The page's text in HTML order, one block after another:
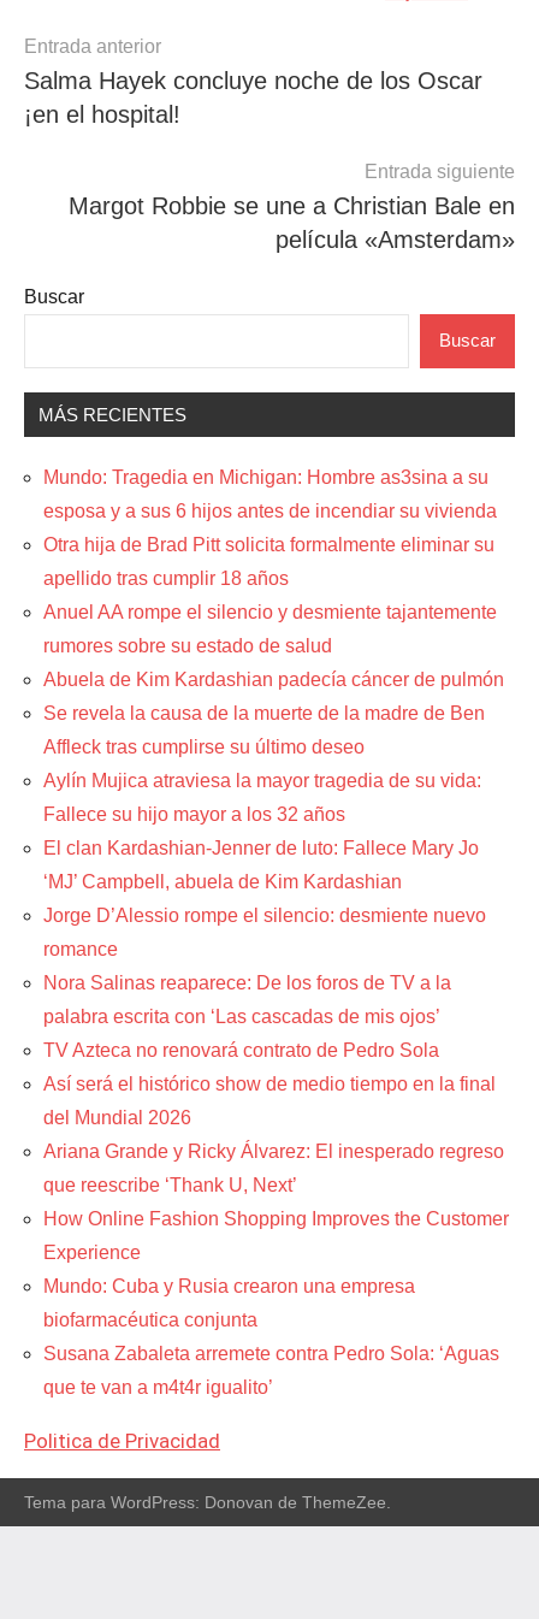
Navegación
de
entradas
Entrada anterior
Salma Hayek concluye noche de los Oscar
¡en el hospital!
Entrada siguiente
Margot Robbie se une a Christian Bale en
película «Amsterdam»
Buscar
Buscar
MÁS RECIENTES
Mundo: Tragedia en Michigan: Hombre as3sina a su
esposa y a sus 6 hijos antes de incendiar su vivienda
Otra hija de Brad Pitt solicita formalmente eliminar su
apellido tras cumplir 18 años
Anuel AA rompe el silencio y desmiente tajantemente
rumores sobre su estado de salud
Abuela de Kim Kardashian padecía cáncer de pulmón
Se revela la causa de la muerte de la madre de Ben
Affleck tras cumplirse su último deseo
Aylín Mujica atraviesa la mayor tragedia de su vida:
Fallece su hijo mayor a los 32 años
El clan Kardashian-Jenner de luto: Fallece Mary Jo
‘MJ’ Campbell, abuela de Kim Kardashian
Jorge D’Alessio rompe el silencio: desmiente nuevo
romance
Nora Salinas reaparece: De los foros de TV a la
palabra escrita con ‘Las cascadas de mis ojos’
TV Azteca no renovará contrato de Pedro Sola
Así será el histórico show de medio tiempo en la final
del Mundial 2026
Ariana Grande y Ricky Álvarez: El inesperado regreso
que reescribe ‘Thank U, Next’
How Online Fashion Shopping Improves the Customer
Experience
Mundo: Cuba y Rusia crearon una empresa
biofarmacéutica conjunta
Susana Zabaleta arremete contra Pedro Sola: ‘Aguas
que te van a m4t4r igualito’
Politica de Privacidad
Tema para WordPress: Donovan de ThemeZee.